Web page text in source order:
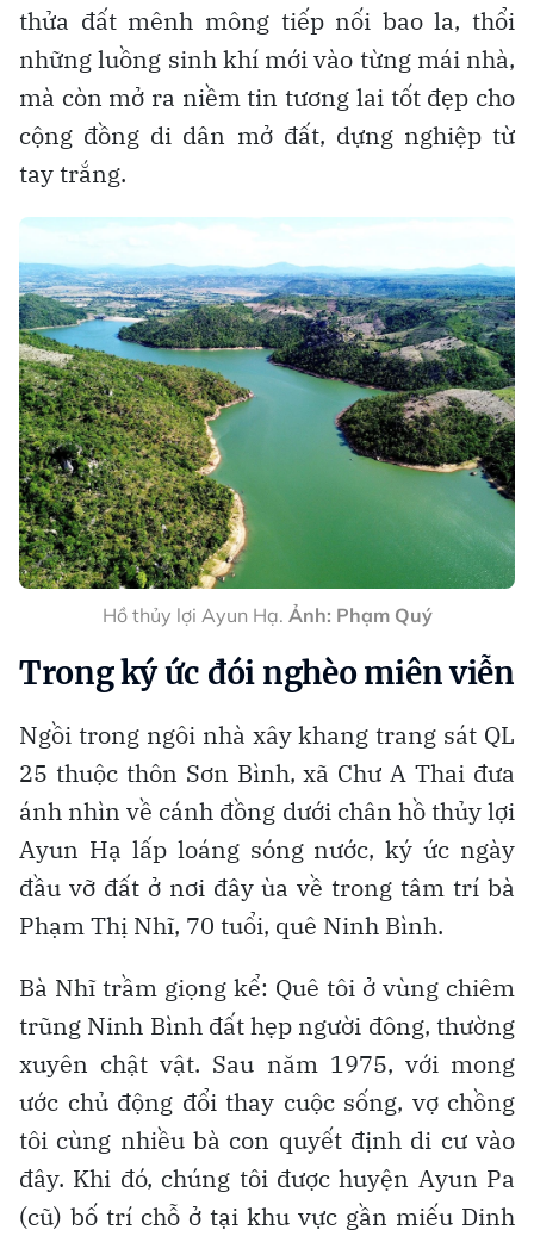
thửa đất mênh mông tiếp nối bao la, thổi
những luồng sinh khí mới vào từng mái nhà,
mà còn mở ra niềm tin tương lai tốt đẹp cho
cộng đồng di dân mở đất, dựng nghiệp từ
tay trắng.
Hồ thủy lợi Ayun Hạ. Ảnh: Phạm Quý
Trong ký ức đói nghèo miên viễn
Ngồi trong ngôi nhà xây khang trang sát QL
25 thuộc thôn Sơn Bình, xã Chư A Thai đưa
ánh nhìn về cánh đồng dưới chân hồ thủy lợi
Ayun Hạ lấp loáng sóng nước, ký ức ngày
đầu vỡ đất ở nơi đây ùa về trong tâm trí bà
Phạm Thị Nhĩ, 70 tuổi, quê Ninh Bình.
Bà Nhĩ trầm giọng kể: Quê tôi ở vùng chiêm
trũng Ninh Bình đất hẹp người đông, thường
xuyên chật vật. Sau năm 1975, với mong
ước chủ động đổi thay cuộc sống, vợ chồng
tôi cùng nhiều bà con quyết định di cư vào
đây. Khi đó, chúng tôi được huyện Ayun Pa
(cũ) bố trí chỗ ở tại khu vực gần miếu Dinh